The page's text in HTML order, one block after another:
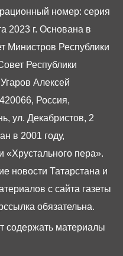
номер: серия
2023 г. Основана в
Министров Республики
Республики
Алексей
Россия,
ул. Декабристов, 2
в 2001 году,
«Хрустального пера».
новости Татарстана и
с сайта газеты
обязательна.
содержать материалы